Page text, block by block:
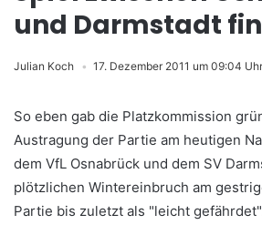
und Darmstadt
Julian Koch 17. Dezember 2011 um 09:04 Uhr
So eben gab die Platzkommission
Austragung der Partie am heutigen
dem VfL Osnabrück und dem SV
plötzlichen Wintereinbruch am
Partie bis zuletzt als "leicht